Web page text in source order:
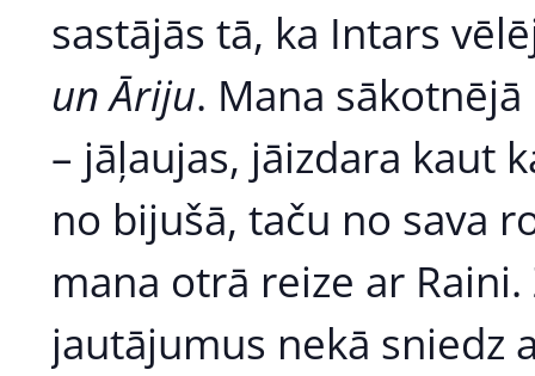
sastājās tā, ka Intars
un Āriju. Mana
– jāļaujas, jāizdara kaut
no bijušā, taču no sava
mana otrā reize ar
jautājumus nekā sniedz